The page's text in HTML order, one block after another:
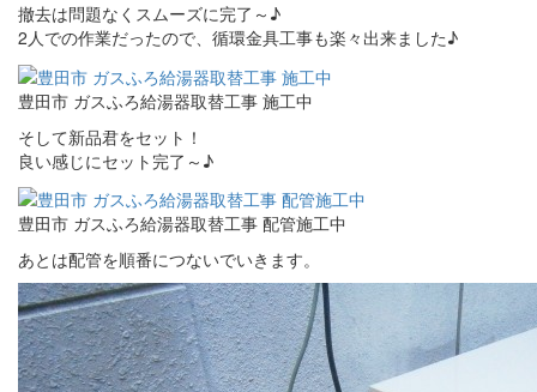
撤去は問題なくスムーズに完了～♪
2人での作業だったので、循環金具工事も楽々出来ました♪
豊田市 ガスふろ給湯器取替工事 施工中
そして新品君をセット！
良い感じにセット完了～♪
豊田市 ガスふろ給湯器取替工事 配管施工中
あとは配管を順番につないでいきます。